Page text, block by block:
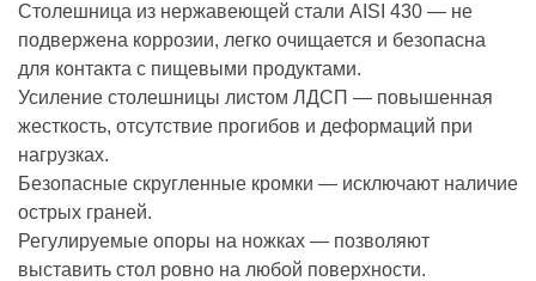
Столешница из нержавеющей стали AISI 430 — не
подвержена коррозии, легко очищается и безопасна
для контакта с пищевыми продуктами.
Усиление столешницы листом ЛДСП — повышенная
жесткость, отсутствие прогибов и деформаций при
нагрузках.
Безопасные скругленные кромки — исключают наличие
острых граней.
Регулируемые опоры на ножках — позволяют
выставить стол ровно на любой поверхности.